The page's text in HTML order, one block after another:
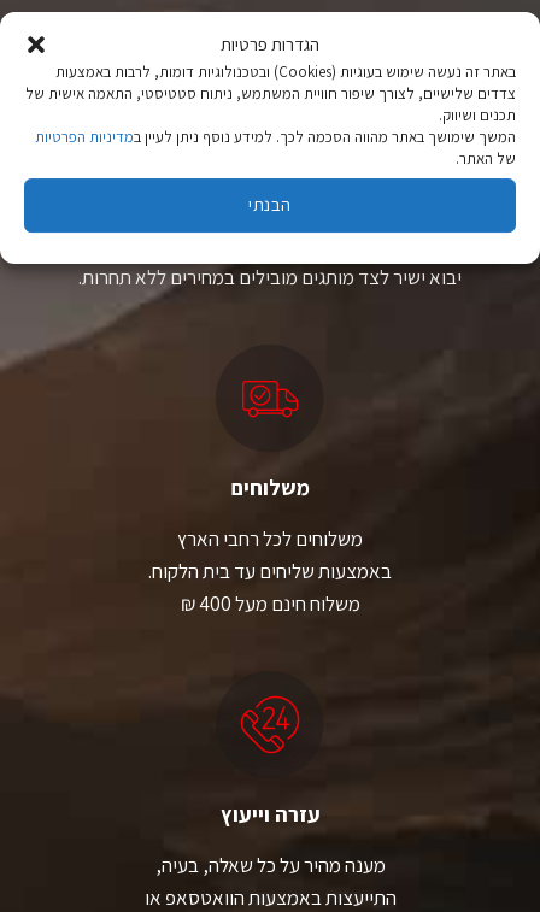
הגדרות פרטיות
באתר זה נעשה שימוש בעוגיות (Cookies) ובטכנולוגיות דומות, לרבות באמצעות
צדדים שלישיים, לצורך שיפור חוויית המשתמש, ניתוח סטטיסטי, התאמה אישית של
תכנים ושיווק.
המשך שימושך באתר מהווה הסכמה לכך. למידע נוסף ניתן לעיין במדיניות הפרטיות
של האתר.
הבנתי
ניתן
האפשרויות
בעמוד
המוצר
ניתן
לבחור
את
האפשרויות
בעמוד
המוצר
יבוא ישיר לצד מותגים מובילים במחירים ללא תחרות.
משלוחים
משלוחים לכל רחבי הארץ
באמצעות שליחים עד בית הלקוח.
משלוח חינם מעל 400 ₪
עזרה וייעוץ
מענה מהיר על כל שאלה, בעיה,
התייעצות באמצעות הוואטסאפ או